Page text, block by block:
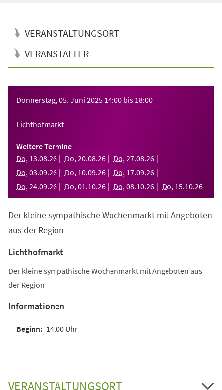
VERANSTALTUNGSORT
VERANSTALTER
Donnerstag, 05. Juni 2025 14:00 bis 18:00
Lichthofmarkt
Weitere Termine
Do, 13.08.26 Do, 20.08.26 Do, 27.08.26
Do, 03.09.26 Do, 10.09.26 Do, 17.09.26
Do, 24.09.26 Do, 01 .10.26 Do, 08.10.26 Do, 15.10.26
Der kleine sympathische Wochenmarkt mit Angeboten
aus der Region
Lichthofmarkt
Der kleine sympathische Wochenmarkt mit Angeboten aus
der Region
Informationen
14.00 Uhr
VERANSTALTUNGSORT